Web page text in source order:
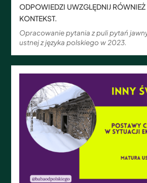
ODPOWIEDZI UWZGLĘDNIJ
KONTEKST.
Opracowanie pytania z puli pytań
ustnej z języka polskiego w 2023.